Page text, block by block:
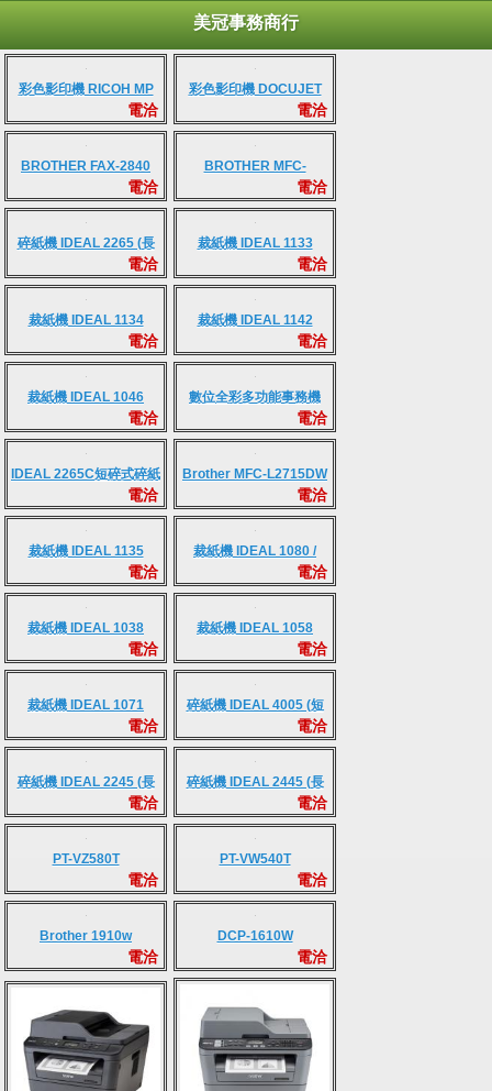
美冠事務商行
彩色影印機 RICOH MP
電洽
彩色影印機 DOCUJET
電洽
BROTHER FAX-2840
電洽
BROTHER MFC-
電洽
碎紙機 IDEAL 2265 (長
電洽
裁紙機 IDEAL 1133
電洽
裁紙機 IDEAL 1134
電洽
裁紙機 IDEAL 1142
電洽
裁紙機 IDEAL 1046
電洽
數位全彩多功能事務機
RICOH MPC3004SP
電洽
IDEAL 2265C短碎式碎紙
電洽
Brother MFC-L2715DW
電洽
裁紙機 IDEAL 1135
電洽
裁紙機 IDEAL 1080 /
電洽
裁紙機 IDEAL 1038
電洽
裁紙機 IDEAL 1058
電洽
裁紙機 IDEAL 1071
電洽
碎紙機 IDEAL 4005 (短
電洽
碎紙機 IDEAL 2245 (長
電洽
碎紙機 IDEAL 2445 (長
條) / 2445CC (短碎)電洽
PT-VZ580T
電洽
PT-VW540T
電洽
Brother 1910w
電洽
DCP-1610W
電洽